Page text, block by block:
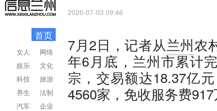
首页
网络
文化
旅游
法制
企业
女人
娱乐
科技
养生
汽车
2026-07-03 09:46
7月2日，记者从兰州农
年6月底，兰州市累计
宗，交易额达18.37亿
4560家，免收服务费